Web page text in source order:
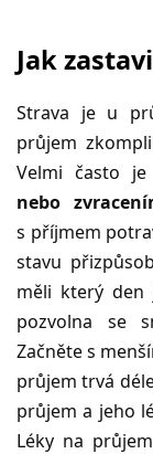
Jak
Strava je u
průjem
Velmi často
nebo
s příjmem
stavu
měli který den
pozvolna se
Začněte s
průjem trvá
průjem a jeho
Léky na